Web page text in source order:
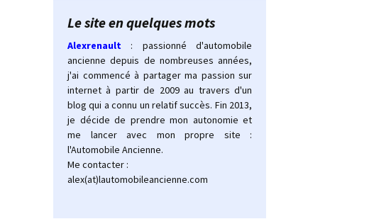
Le site en quelques mots
Alexrenault
: passionné d'automobile
ancienne depuis de nombreuses années,
j'ai commencé à partager ma passion sur
internet à partir de 2009 au travers d'un
blog qui a connu un relatif succès. Fin 2013,
je décide de prendre mon autonomie et
me lancer avec mon propre site :
l'Automobile Ancienne.
Me contacter :
alex(at)lautomobileancienne.com